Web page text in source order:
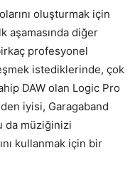
oluşturmak için
aşamasında diğer
profesyonel
istediklerinde, çok
DAW olan Logic Pro
iyisi, Garagaband
da müziğinizi
kullanmak için bir